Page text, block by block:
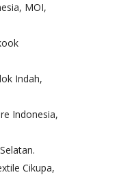
MOI,
Indah,
Indonesia,
Cikupa,